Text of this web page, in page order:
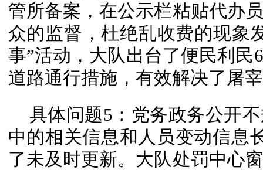
管所备案，在公示栏粘贴代办
众的监督，杜绝乱收费的现象
事”活动，大队出台了便民利
道路通行措施，有效解决了屠
具体问题5：党务政务公开
中的相关信息和人员变动信息
了未及时更新。大队处罚中心